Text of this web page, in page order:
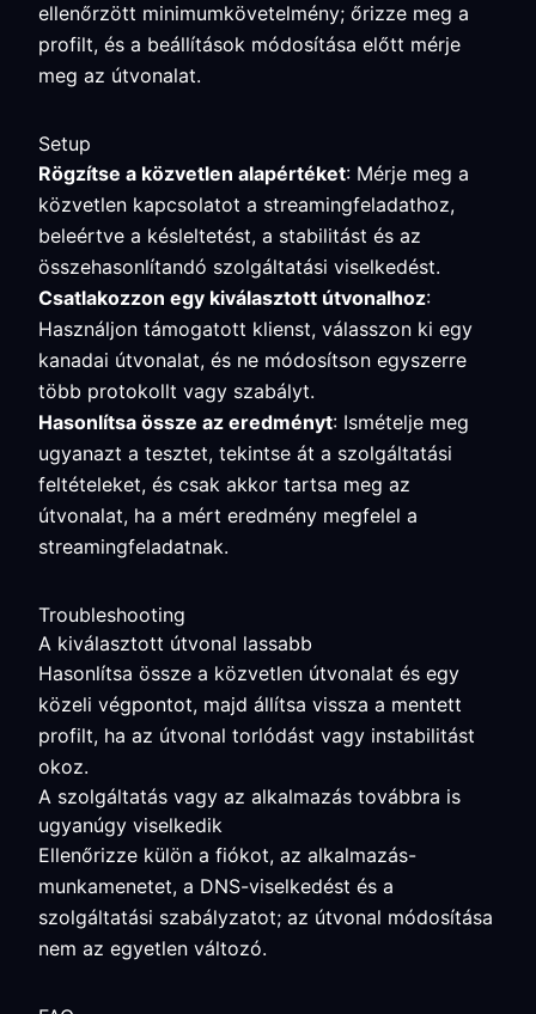
ellenőrzött minimumkövetelmény; őrizze meg a
profilt, és a beállítások módosítása előtt mérje
meg az útvonalat.
Setup
Rögzítse a közvetlen alapértéket: Mérje meg a
közvetlen kapcsolatot a streamingfeladathoz,
beleértve a késleltetést, a stabilitást és az
összehasonlítandó szolgáltatási viselkedést.
Csatlakozzon egy kiválasztott útvonalhoz:
Használjon támogatott klienst, válasszon ki egy
kanadai útvonalat, és ne módosítson egyszerre
több protokollt vagy szabályt.
Hasonlítsa össze az eredményt: Ismételje meg
ugyanazt a tesztet, tekintse át a szolgáltatási
feltételeket, és csak akkor tartsa meg az
útvonalat, ha a mért eredmény megfelel a
streamingfeladatnak.
Troubleshooting
A kiválasztott útvonal lassabb
Hasonlítsa össze a közvetlen útvonalat és egy
közeli végpontot, majd állítsa vissza a mentett
profilt, ha az útvonal torlódást vagy instabilitást
okoz.
A szolgáltatás vagy az alkalmazás továbbra is
ugyanúgy viselkedik
Ellenőrizze külön a fiókot, az alkalmazás-
munkamenetet, a DNS-viselkedést és a
szolgáltatási szabályzatot; az útvonal módosítása
nem az egyetlen változó.